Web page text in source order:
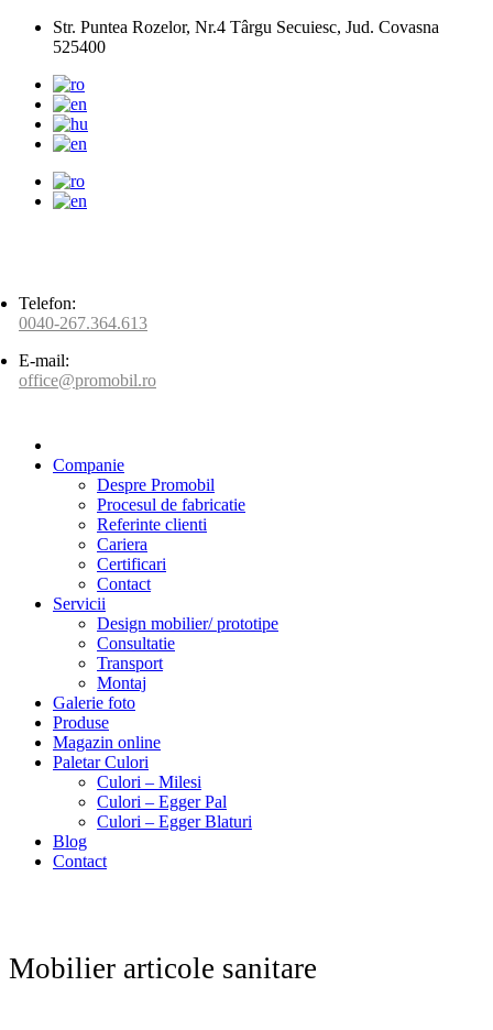
Str. Puntea Rozelor, Nr.4 Târgu Secuiesc, Jud. Covasna
525400
Telefon:
0040-267.364.613
E-mail:
office@promobil.ro
Companie
Despre Promobil
Procesul de fabricatie
Referinte clienti
Cariera
Certificari
Contact
Servicii
Design mobilier/ prototipe
Consultatie
Transport
Montaj
Galerie foto
Produse
Magazin online
Paletar Culori
Culori – Milesi
Culori – Egger Pal
Culori – Egger Blaturi
Blog
Contact
Mobilier articole sanitare